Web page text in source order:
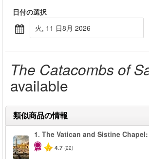
日付の選択
火, 11 日8月 2026
The Catacombs of
available
類似商品の情報
1. The Vatican and Sistine
4.7 (22)